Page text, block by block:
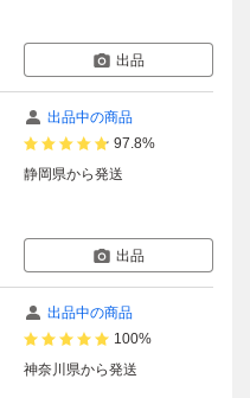
出品
出品中の商品
97.8%
静岡県から発送
出品
出品中の商品
100%
神奈川県から発送